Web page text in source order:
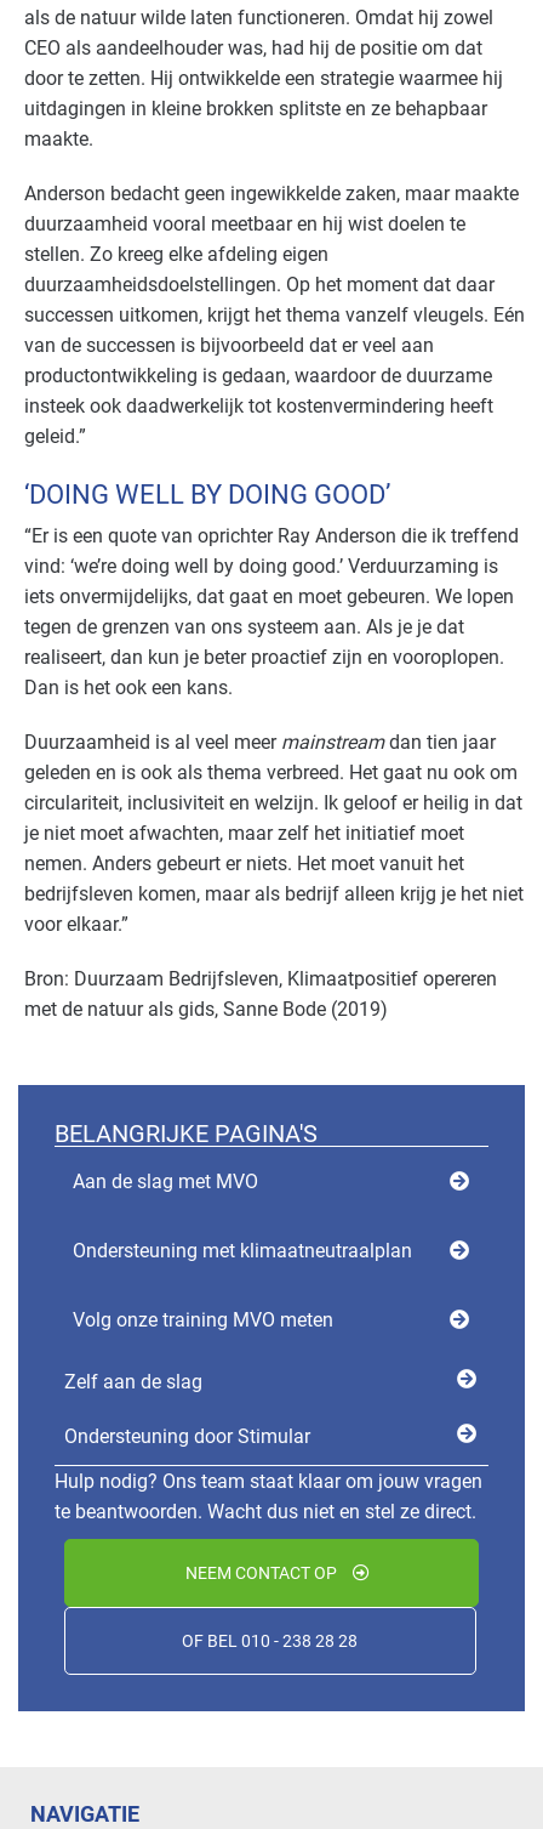
als de natuur wilde laten functioneren. Omdat hij zowel
CEO als aandeelhouder was, had hij de positie om dat
door te zetten. Hij ontwikkelde een strategie waarmee hij
uitdagingen in kleine brokken splitste en ze behapbaar
maakte.
Anderson bedacht geen ingewikkelde zaken, maar maakte
duurzaamheid vooral meetbaar en hij wist doelen te
stellen. Zo kreeg elke afdeling eigen
duurzaamheidsdoelstellingen. Op het moment dat daar
successen uitkomen, krijgt het thema vanzelf vleugels. Eén
van de successen is bijvoorbeeld dat er veel aan
productontwikkeling is gedaan, waardoor de duurzame
insteek ook daadwerkelijk tot kostenvermindering heeft
geleid.”
‘DOING WELL BY DOING GOOD’
“Er is een quote van oprichter Ray Anderson die ik treffend
vind: ‘we’re doing well by doing good.’ Verduurzaming is
iets onvermijdelijks, dat gaat en moet gebeuren. We lopen
tegen de grenzen van ons systeem aan. Als je je dat
realiseert, dan kun je beter proactief zijn en vooroplopen.
Dan is het ook een kans.
Duurzaamheid is al veel meer mainstreamdan tien jaar
geleden en is ook als thema verbreed. Het gaat nu ook om
circulariteit, inclusiviteit en welzijn. Ik geloof er heilig in dat
je niet moet afwachten, maar zelf het initiatief moet
nemen. Anders gebeurt er niets. Het moet vanuit het
bedrijfsleven komen, maar als bedrijf alleen krijg je het niet
voor elkaar.”
Bron: Duurzaam Bedrijfsleven, Klimaatpositief opereren
met de natuur als gids, Sanne Bode (2019)
BELANGRIJKE PAGINA'S
Aan de slag met MVO
Ondersteuning met klimaatneutraalplan
Volg onze training MVO meten
Zelf aan de slag
Ondersteuning door Stimular
Hulp nodig? Ons team staat klaar om jouw vragen
te beantwoorden. Wacht dus niet en stel ze direct.
NEEM CONTACT OP
OF BEL 010 - 238 28 28
NAVIGATIE